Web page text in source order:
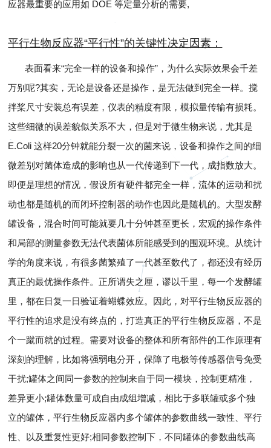
应器最重要的应用如 DOE 等定量分析的需要,
平行生物反应器“平行性”的关键性决定因素：
表面看来“完全一样的设备和操作”，为什么实际效果会千差
万别呢?其实，无论是设备还是操作，是无法做到完全一样。搅
拌桨尺寸安装总有误差，仪表的精度有限，模拟量传输有损耗。
这些细微的误差貌似关系不大，但是对于微生物来说，尤其是
E.Coli 这样20分钟就能分裂一次的菌来说，设备和操作之间的细
微差别对菌体造成的影响也从一代传递到下一代，成指数放大。
即便是理想的情况，假设所有硬件都完全一样，流体的运动和扰
动也都是随机的而闭环控制器的动作也因此是随机的。大型发酵
罐设备，混合时间可能就要几十分钟甚至更长，宏观的操作条件
和局部的测量参数无法代表菌体所能感受到的围观环境。从统计
学的角度来说，有很多菌繁殖了一代甚至数代了，都还没有经历
真正的最优操作条件。正所谓失之厘，谬以千里，每一个发酵罐
里，都在日复一日验证着蝴蝶效应。因此，对平行生物反应器的
平行性的追求是没有终点的，打造真正的平行生物反应器，不是
个一蹴而就的过程。需要对设备的整体和所有部件的工作原理有
深刻的理解，比如将强弱电分开，保障了电极等传感器信号免受
干扰;罐体之间同一参数的控制来自于同一模块，控制更精准，
差异更小;罐体数量可成自由成组增减，相比于多联罐或多个独
立的罐体，平行生物反应器内多个罐体的参数曲线一致性、平行
性、以及重复性更好;相同参数控制下，不同罐体的参数曲线高